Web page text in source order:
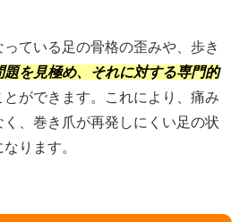
ている足の骨格の歪みや、歩き
題を見極め、それに対する専門的
とができます。これにより、痛み
、巻き爪が再発しにくい足の状
ります。